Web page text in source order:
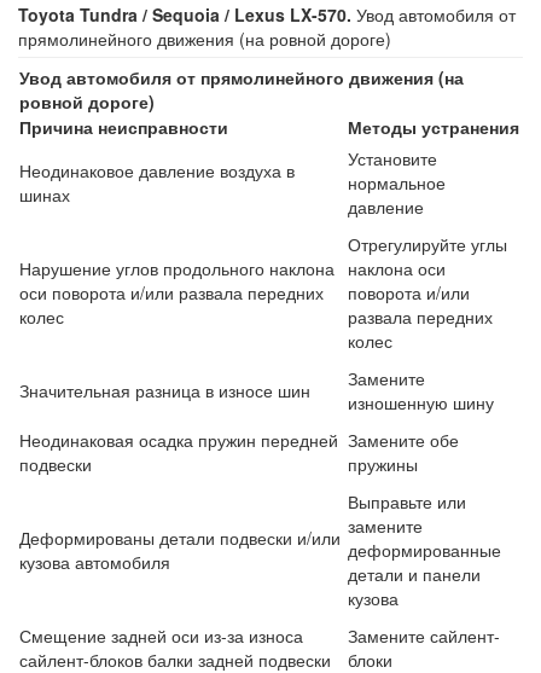
Toyota Tundra / Sequoia / Lexus LX-570. Увод автомобиля от
прямолинейного движения (на ровной дороге)
Увод автомобиля от прямолинейного движения (на
ровной дороге)
Причина неисправности
Методы устранения
Неодинаковое давление воздуха в
шинах
Установите
нормальное
давление
Нарушение углов продольного наклона
оси поворота и/или развала передних
колес
Отрегулируйте углы
наклона оси
поворота и/или
развала передних
колес
Значительная разница в износе шин
Замените
изношенную шину
Неодинаковая осадка пружин передней
подвески
Замените обе
пружины
Деформированы детали подвески и/или
кузова автомобиля
Выправьте или
замените
деформированные
детали и панели
кузова
Смещение задней оси из-за износа
сайлент-блоков балки задней подвески
Замените сайлент-
блоки